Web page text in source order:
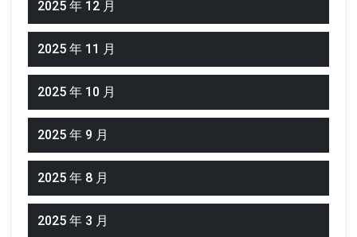
2025 年 12 月
2025 年 11 月
2025 年 10 月
2025 年 9 月
2025 年 8 月
2025 年 3 月